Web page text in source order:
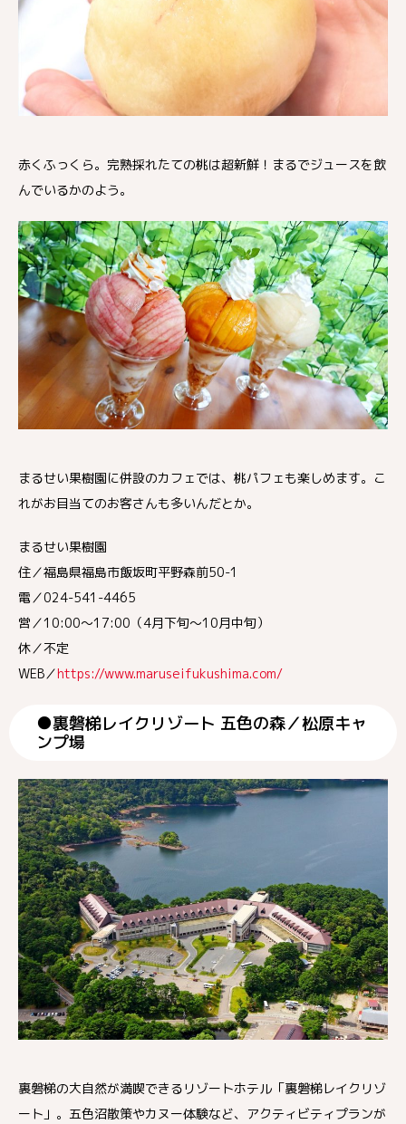
赤くふっくら。完熟採れたての桃は超新鮮！まるでジュースを飲
んでいるかのよう。
まるせい果樹園に併設のカフェでは、桃パフェも楽しめます。こ
れがお目当てのお客さんも多いんだとか。
まるせい果樹園
住／福島県福島市飯坂町平野森前50-1
電／024-541-4465
営／10:00～17:00（4月下旬～10月中旬）
休／不定
WEB／https://www.maruseifukushima.com/
●裏磐梯レイクリゾート 五色の森／松原キャ
ンプ場
裏磐梯の大自然が満喫できるリゾートホテル「裏磐梯レイクリゾ
ート」。五色沼散策やカヌー体験など、アクティビティプランが